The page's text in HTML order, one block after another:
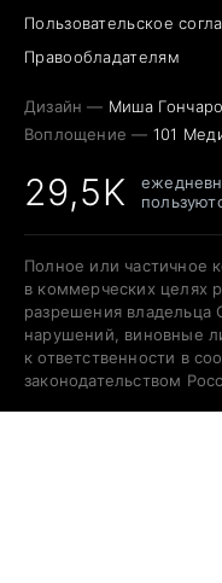
Пользовательское
Правообладателям
Дизайн — Миша
Воплощение — 101
29,5K
Полное или частичное
в коммерческих целях
разрешения владельца
нарушений, виновные
к ответственности в
законодательством